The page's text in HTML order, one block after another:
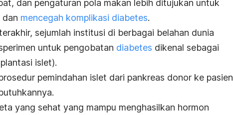
dan pengaturan pola makan lebih ditujukan untuk
dan mencegah komplikasi diabetes.
sejumlah institusi di berbagai belahan dunia
untuk pengobatan diabetes dikenal sebagai
islet).
pemindahan islet dari pankreas donor ke pasien
yang sehat yang mampu menghasilkan hormon